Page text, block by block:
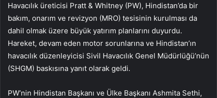
Havacılık üreticisi Pratt & Whitney (PW), Hindistan’da bir
bakım, onarım ve revizyon (MRO) tesisinin kurulması da
dahil olmak üzere büyük yatırım planlarını duyurdu.
Hareket, devam eden motor sorunlarına ve Hindistan’ın
havacılık düzenleyicisi Sivil Havacılık Genel Müdürlüğü’nün
(SHGM) baskısına yanıt olarak geldi.
PW’nin Hindistan Başkanı ve Ülke Başkanı Ashmita Sethi,